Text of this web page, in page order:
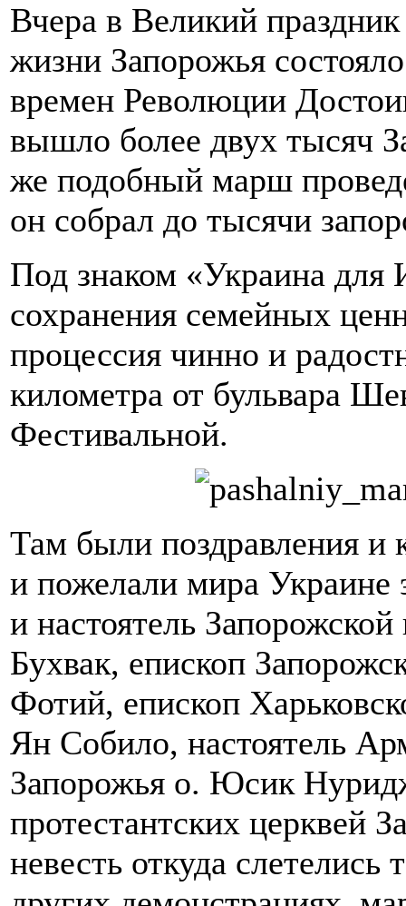
Вчера в Великий
жизни Запорожья
времен Революции
вышло более двух тысяч
же подобный марш
он собрал до тысячи
Под знаком «Украина для
сохранения семейных
процессия чинно и
километра от бульвара
Фестивальной.
Там были поздравления и
и пожелали мира
и настоятель
Бухвак, епископ
Фотий, епископ
Ян Собило, настоятель
Запорожья о. Юсик
протестантских церквей
невесть откуда